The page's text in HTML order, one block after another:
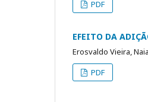
PDF
EFEITO DA
Erosvaldo Vieira,
PDF